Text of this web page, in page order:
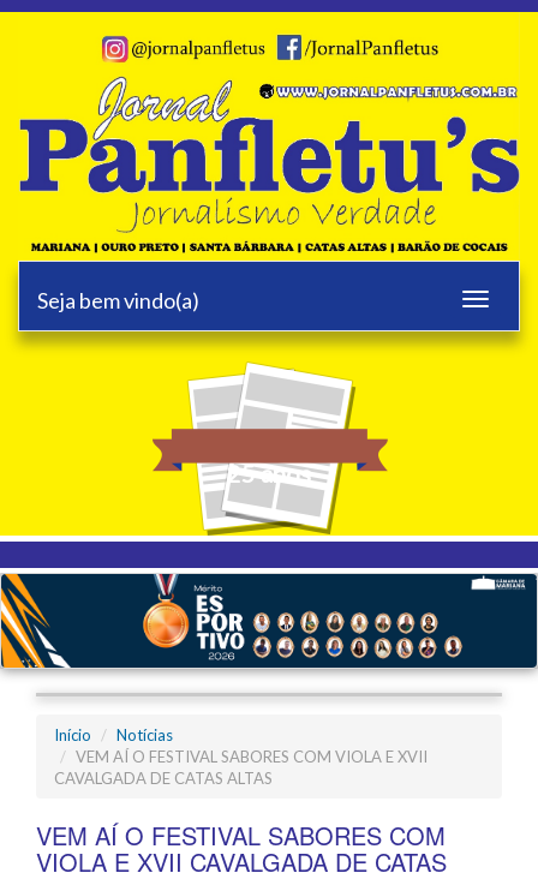
Toggle
Seja bem vindo(a)
25 anos
Início
Notícias
VEM AÍ O FESTIVAL SABORES COM VIOLA E XVII
CAVALGADA DE CATAS ALTAS
VEM AÍ O FESTIVAL SABORES COM
VIOLA E XVII CAVALGADA DE CATAS